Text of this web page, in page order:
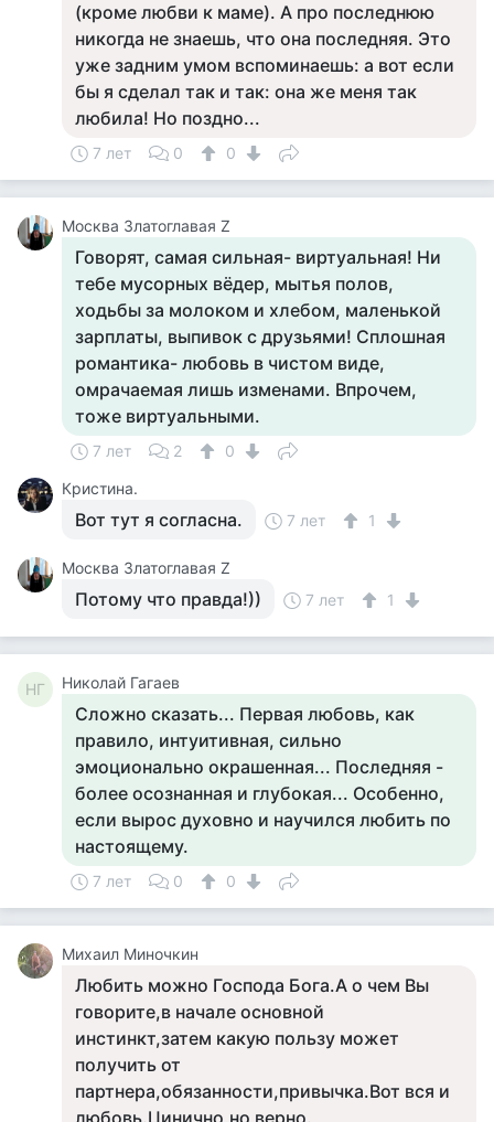
(кроме любви к маме). А про последнюю
никогда не знаешь, что она последняя. Это
уже задним умом вспоминаешь: а вот если
бы я сделал так и так: она же меня так
любила! Но поздно...
7 лет 0 0
Москва Златоглавая Z
Говорят, самая сильная- виртуальная! Ни
тебе мусорных вёдер, мытья полов,
ходьбы за молоком и хлебом, маленькой
зарплаты, выпивок с друзьями! Сплошная
романтика- любовь в чистом виде,
омрачаемая лишь изменами. Впрочем,
тоже виртуальными.
7 лет 2
0
Кристина.
Вот тут я согласна. 7 лет 1
Москва Златоглавая Z
Потому что правда!)) 7 лет 1
НГ Николай Гагаев
Сложно сказать... Первая любовь, как
правило, интуитивная, сильно
эмоционально окрашенная... Последняя -
более осознанная и глубокая... Особенно,
если вырос духовно и научился любить по
настоящему.
7 лет 0 0
Михаил Миночкин
Любить можно Господа Бога.А о чем Вы
говорите,в начале основной
инстинкт,затем какую пользу может
получить от
партнера,обязанности,привычка.Вот вся и
любовь.Цинично,но верно.